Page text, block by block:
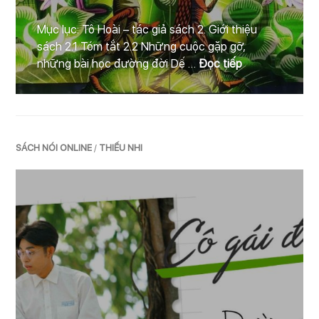
Mục lục: Tô Hoài – tác giả sách 2. Giới thiệu
sách 2.1 Tóm tắt 2.2 Những cuộc gặp gỡ,
những bài học đường đời Dế … Đọc tiếpDế mèn phiêu
SÁCH NÓI ONLINE / THIẾU NHI